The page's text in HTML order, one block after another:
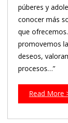
púberes y
conocer más
que
promovemos
deseos,
procesos…”
Read More